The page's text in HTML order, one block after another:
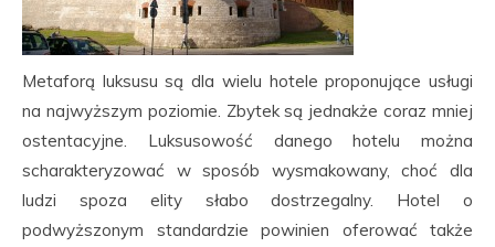
Metaforą luksusu są dla wielu hotele proponujące usługi
na najwyższym poziomie. Zbytek są jednakże coraz mniej
ostentacyjne. Luksusowość danego hotelu można
scharakteryzować w sposób wysmakowany, choć dla
ludzi spoza elity słabo dostrzegalny. Hotel o
podwyższonym standardzie powinien oferować także